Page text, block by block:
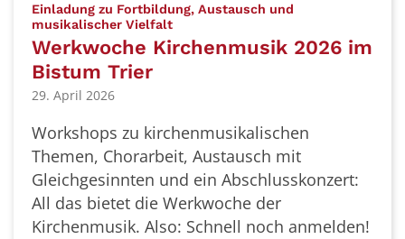
Einladung zu Fortbildung, Austausch und
musikalischer Vielfalt:
Werkwoche Kirchenmusik 2026 im
Bistum Trier
29. April 2026
Workshops zu kirchenmusikalischen
Themen, Chorarbeit, Austausch mit
Gleichgesinnten und ein Abschlusskonzert:
All das bietet die Werkwoche der
Kirchenmusik. Also: Schnell noch anmelden!